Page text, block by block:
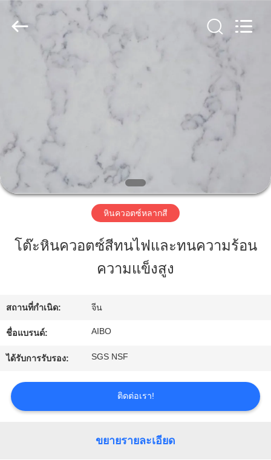
เกี่ยว
กับ
ควบคุม
คุณภาพ
ติดต่อ
Zhaoqing
Material
Technology
หินควอตซ์หลากสี
โต๊ะหินควอตซ์สีทนไฟและทนความร้อน
ความแข็งสูง
สถานที่กำเนิด: จีน
ชื่อแบรนด์: AIBO
ได้รับการรับรอง: SGS NSF
ติดต่อเรา!
ขยายรายละเอียด